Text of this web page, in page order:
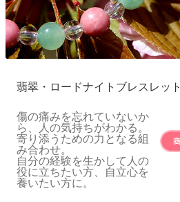
翡翠・ロードナイトブレスレット
傷の痛みを忘れていないか
ら、人の気持ちがわかる。
寄り添うための力となる組
み合わせ。
自分の経験を生かして人の
役に立ちたい方、自立心を
養いたい方に。